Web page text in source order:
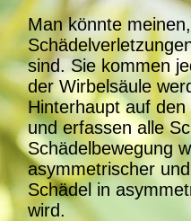
Man könnte
sind. Sie kommen
der Wirbelsäule
Hinterhaupt auf
und erfassen alle
Schädelbewegung
asymmetrischer
Schädel in
wird.